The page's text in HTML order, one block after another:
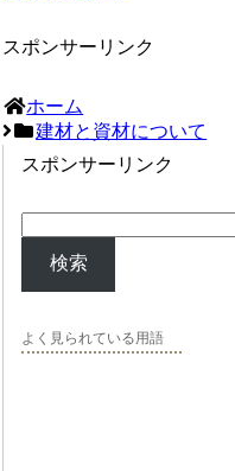
スポンサーリンク
ホーム
建材と資材について
スポンサーリンク
検索
よく見られている用語